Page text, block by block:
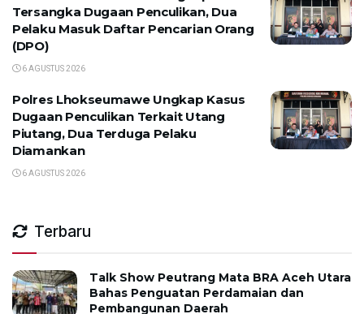
Tersangka Dugaan Penculikan, Dua
Pelaku Masuk Daftar Pencarian Orang
(DPO)
6 AGUSTUS 2026
Polres Lhokseumawe Ungkap Kasus
Dugaan Penculikan Terkait Utang
Piutang, Dua Terduga Pelaku
Diamankan
6 AGUSTUS 2026
Terbaru
Talk Show Peutrang Mata BRA Aceh Utara
Bahas Penguatan Perdamaian dan
Pembangunan Daerah